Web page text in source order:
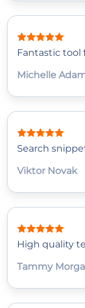
Fantastic tool
Michelle
Search
Viktor Novak
High quality
Tammy